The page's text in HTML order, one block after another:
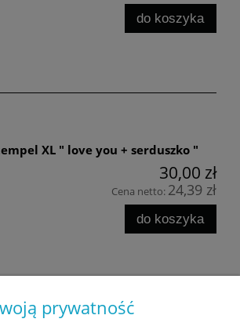
do koszyka
XL " love you + serduszko "
30,00 zł
Cena netto: 24,39 zł
do koszyka
prywatność